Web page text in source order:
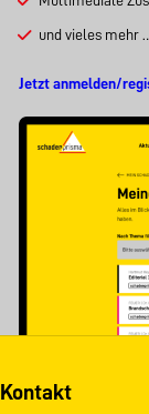
und vieles mehr …
Jetzt anmelden/
Kontakt